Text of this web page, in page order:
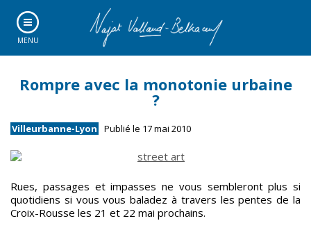
MENU
Rompre avec la monotonie urbaine
?
Villeurbanne-Lyon Publié le 17 mai 2010
Rues, passages et impasses ne vous sembleront plus si
quotidiens si vous vous baladez à travers les pentes de la
Croix-Rousse les 21 et 22 mai prochains.